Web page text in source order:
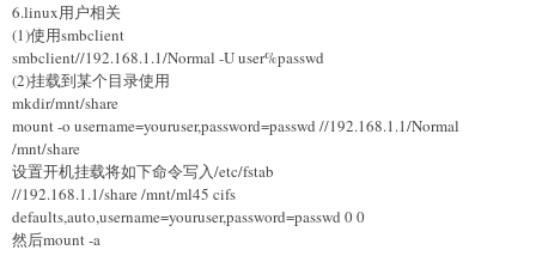
6.linux用户相关
(1)使用smbclient
smbclient//192.168.1.1/Normal -U user%passwd
(2)挂载到某个目录使用
mkdir/mnt/share
mount -o username=youruser,password=passwd //192.168.1.1/Normal
/mnt/share
设置开机挂载将如下命令写入/etc/fstab
//192.168.1.1/share /mnt/ml45 cifs
defaults,auto,username=youruser,password=passwd 0 0
然后mount -a